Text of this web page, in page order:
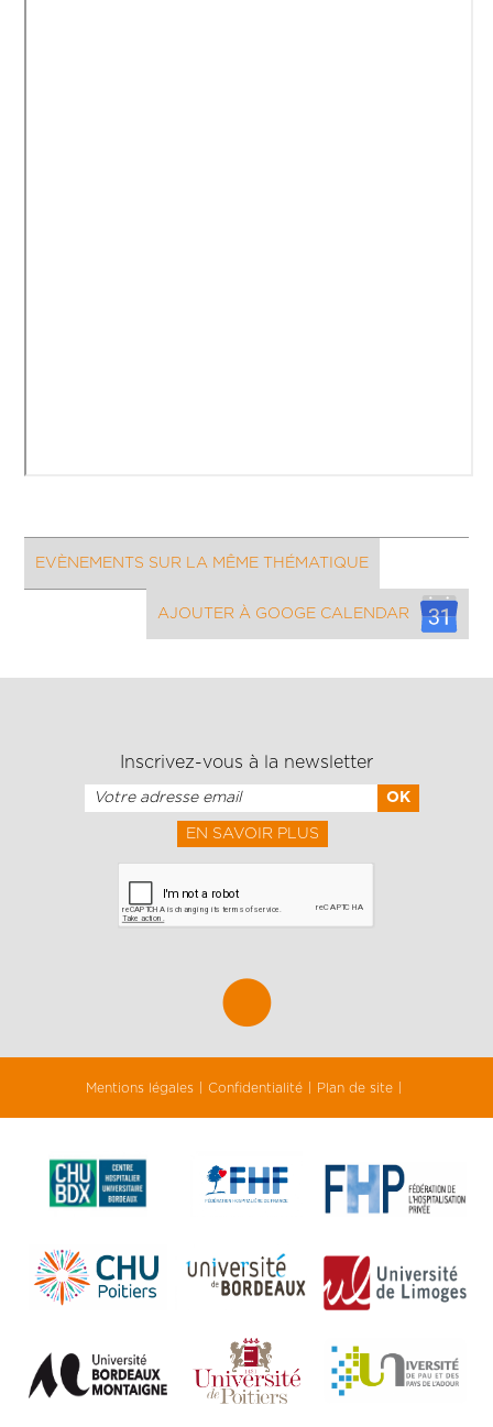
EVÈNEMENTS SUR LA MÊME THÉMATIQUE
AJOUTER À GOOGE CALENDAR
Inscrivez-vous à la newsletter
EN SAVOIR PLUS
Mentions légales Confidentialité Plan de site